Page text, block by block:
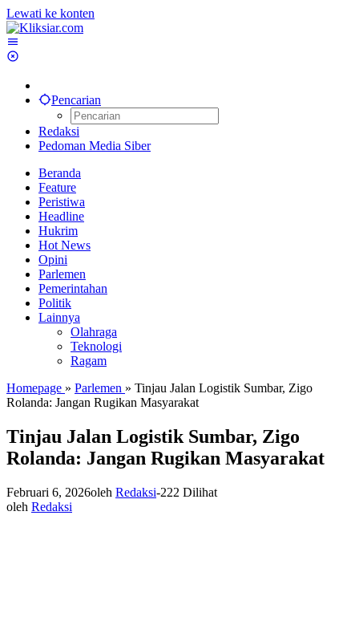
Lewati ke konten
Pencarian
Redaksi
Pedoman Media Siber
Beranda
Feature
Peristiwa
Headline
Hukrim
Hot News
Opini
Parlemen
Pemerintahan
Politik
Lainnya
Olahraga
Teknologi
Ragam
Homepage » Parlemen » Tinjau Jalan Logistik Sumbar, Zigo
Rolanda: Jangan Rugikan Masyarakat
Tinjau Jalan Logistik Sumbar, Zigo
Rolanda: Jangan Rugikan Masyarakat
Februari 6, 2026oleh Redaksi-222 Dilihat
oleh Redaksi